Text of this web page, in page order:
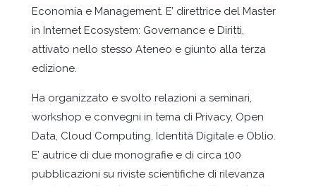
Economia e Management. E’ direttrice del Master
in Internet Ecosystem: Governance e Diritti,
attivato nello stesso Ateneo e giunto alla terza
edizione.
Ha organizzato e svolto relazioni a seminari,
workshop e convegni in tema di Privacy, Open
Data, Cloud Computing, Identità Digitale e Oblio.
E’ autrice di due monografie e di circa 100
pubblicazioni su riviste scientifiche di rilevanza